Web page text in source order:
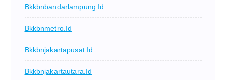
Bkkbnbandarlampung.id
Bkkbnmetro.id
Bkkbnjakartapusat.id
Bkkbnjakartautara.id